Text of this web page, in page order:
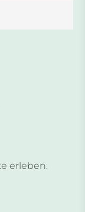
erleben.